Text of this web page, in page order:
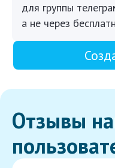
для группы
а не через
Отзывы